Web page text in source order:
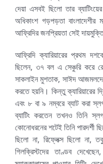
দেয়া এসবই ছিলো তার
অধিকাংশ গড়পড়তা
আফ্রিদির জনপ্রিয়তা সেই
আফ্রিদি ক্যারিয়ারের প্রথম
ছিলেন, ৩৭ বল এ সেঞ্চুরি করে
সাকলাইন মুশতাক, সাঈদ আজমলদের
করতে হয়নি। কিন্তু ক্যারিয়ারের
এবং ৮ বা ৯ নম্বরে ব্যাট করা
ব্যাটিং করতেন তখনও তিনি
কোনোধরনের শটেই তিনি পারদর্শী
ছিলো না, রিফ্লেক্স ছিলো না,
গিলক্রিস্টদের তাণ্ডব